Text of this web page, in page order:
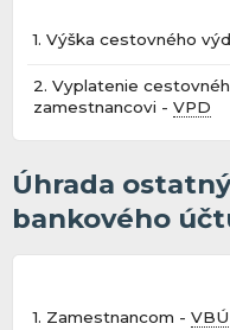
1. Výška cestovného
2. Vyplatenie
zamestnancovi -VPD
Úhrada
bankového
1. Zamestnancom -VBÚ